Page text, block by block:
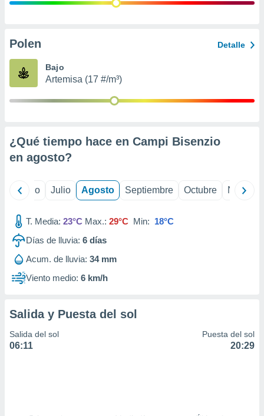
publicidad
de
Polen Detalle
Bajo
Artemisa (17 #/m³)
¿Qué tiempo hace en Campi Bisenzio
en agosto?
Junio Julio Agosto Septiembre Octubre
T. Media: 23°C Max.: 29°C Min: 18°C
Días de lluvia: 6 días
Acum. de lluvia: 34 mm
Viento medio: 6 km/h
Salida y Puesta del sol
Salida del sol
06:11
Puesta del sol
20:29